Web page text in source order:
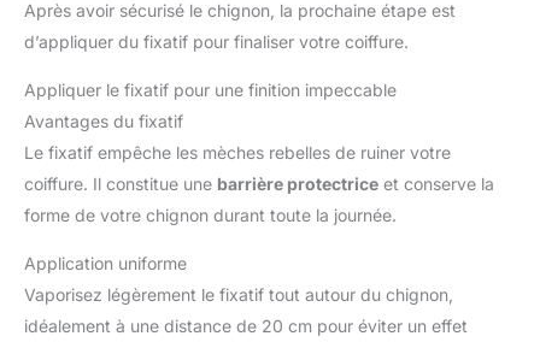
Après avoir sécurisé le chignon, la prochaine étape est
d’appliquer du fixatif pour finaliser votre coiffure.
Appliquer le fixatif pour une finition impeccable
Avantages du fixatif
Le fixatif empêche les mèches rebelles de ruiner votre
coiffure. Il constitue une barrière protectrice et conserve la
forme de votre chignon durant toute la journée.
Application uniforme
Vaporisez légèrement le fixatif tout autour du chignon,
idéalement à une distance de 20 cm pour éviter un effet